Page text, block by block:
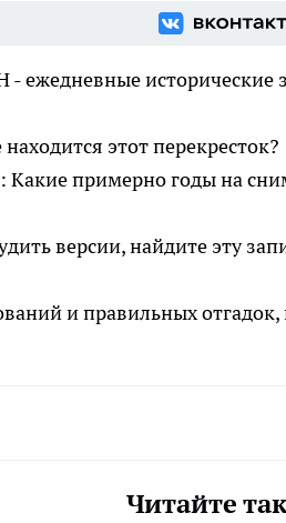
ежедневные исторические
этот перекресток?
Какие примерно годы на
версии, найдите эту
и правильных
Читайте